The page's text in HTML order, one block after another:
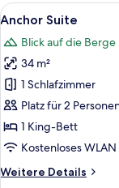
Alle
Fotos
für
Anchor
Suite
anzeigen
9
Anchor Suite
Blick auf die Berge
34 m²
1 Schlafzimmer
Platz für 2
1 King-Bett
Kostenloses WLAN
Weitere Details
Weitere